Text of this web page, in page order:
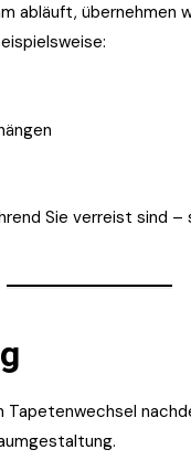
abläuft, übernehmen
Sie verreist sind –
Tapetenwechsel